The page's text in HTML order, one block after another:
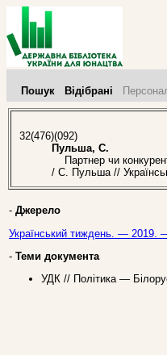
Пошук Відібрані
32(476)(092)
Пульша, С.
Партнер чи
/ С. Пульша //
- Джерело
Український тиждень. — 2019.
- Теми документа
УДК // Політика —